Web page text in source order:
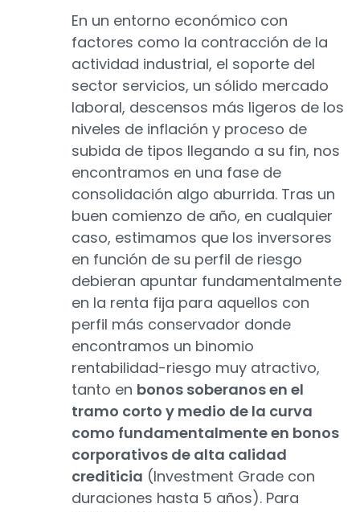
En un entorno económico con
factores como la contracción de la
actividad industrial, el soporte del
sector servicios, un sólido mercado
laboral, descensos más ligeros de los
niveles de inflación y proceso de
subida de tipos llegando a su fin, nos
encontramos en una fase de
consolidación algo aburrida. Tras un
buen comienzo de año, en cualquier
caso, estimamos que los inversores
en función de su perfil de riesgo
debieran apuntar fundamentalmente
en la renta fija para aquellos con
perfil más conservador donde
encontramos un binomio
rentabilidad-riesgo muy atractivo,
tanto en bonos soberanos en el
tramo corto y medio de la curva
como fundamentalmente en bonos
corporativos de alta calidad
crediticia (Investment Grade con
duraciones hasta 5 años). Para